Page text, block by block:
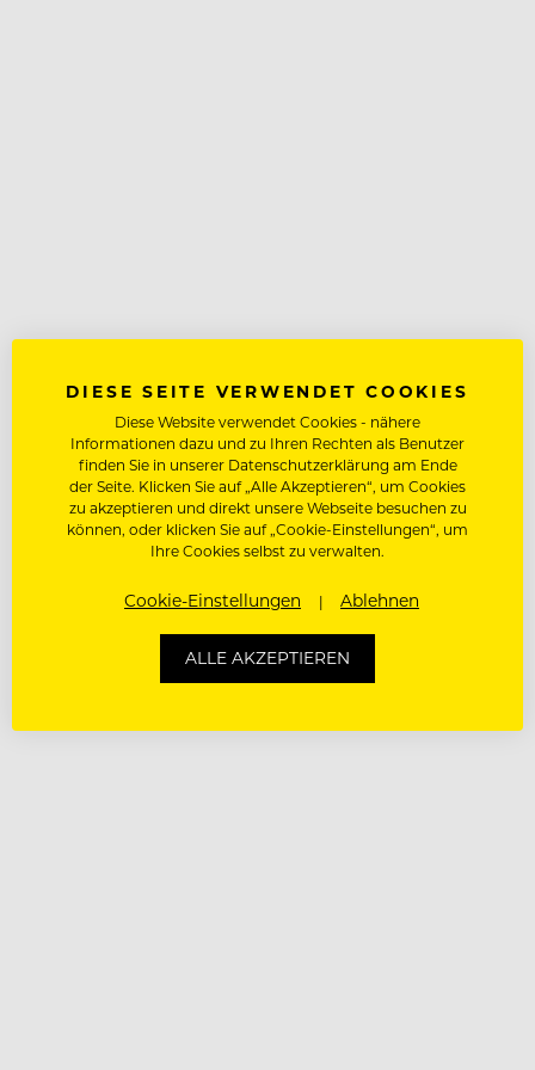
DIESE SEITE VERWENDET COOKIES
Diese Website verwendet Cookies - nähere
Informationen dazu und zu Ihren Rechten als Benutzer
finden Sie in unserer Datenschutzerklärung am Ende
der Seite. Klicken Sie auf „Alle Akzeptieren“, um Cookies
zu akzeptieren und direkt unsere Webseite besuchen zu
können, oder klicken Sie auf „Cookie-Einstellungen“, um
Ihre Cookies selbst zu verwalten.
Cookie-Einstellungen Ablehnen
ALLE AKZEPTIEREN